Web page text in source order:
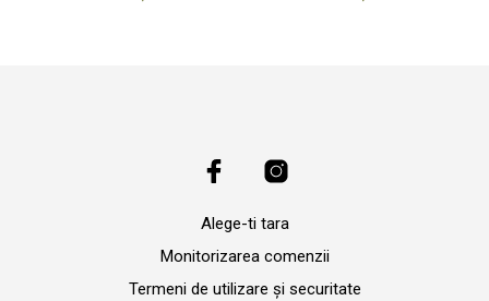
Alege-ti tara
Monitorizarea comenzii
Termeni de utilizare și securitate